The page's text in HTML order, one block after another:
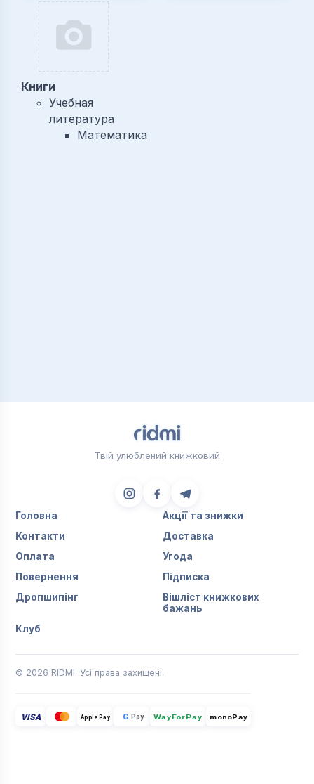
Книги
Учебная
литература
Математика
Твій улюблений книжковий
Головна
Акції та знижки
Контакти
Доставка
Оплата
Угода
Повернення
Підписка
Дропшипінг
Вішліст книжкових
бажань
Клуб
© 2026 RIDMI. Усі права захищені.
VISA Apple Pay G Pay WayForPay monoPay